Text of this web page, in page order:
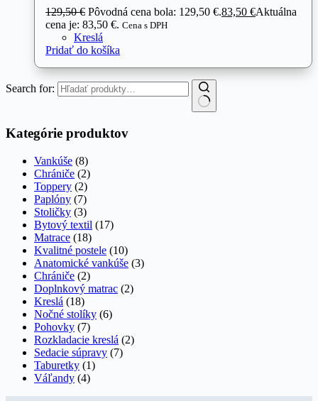
129,50€ Pôvodná cena bola: 129,50 €.83,50 €Aktuálna
cena je: 83,50 €. Cena s DPH
Kreslá
Pridať do košíka
Search for:
Kategórie produktov
Vankúše (8)
Chrániče (2)
Toppery (2)
Paplóny (7)
Stoličky (3)
Bytový textil (17)
Matrace (18)
Kvalitné postele (10)
Anatomické vankúše (3)
Chrániče (2)
Doplnkový matrac (2)
Kreslá (18)
Nočné stolíky (6)
Pohovky (7)
Rozkladacie kreslá (2)
Sedacie súpravy (7)
Taburetky (1)
Váľandy (4)